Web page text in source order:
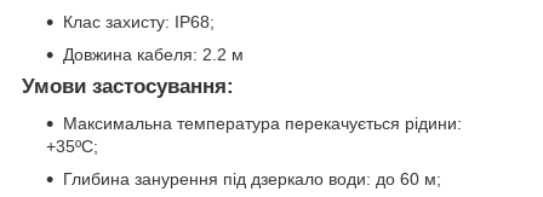
Клас захисту: IP68;
Довжина кабеля: 2.2 м
Умови застосування:
Максимальна температура перекачується рідини:
+35ºС;
Глибина занурення під дзеркало води: до 60 м;